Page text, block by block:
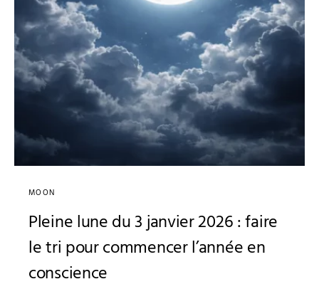
MOON
Pleine lune du 3 janvier 2026 : faire
le tri pour commencer l’année en
conscience